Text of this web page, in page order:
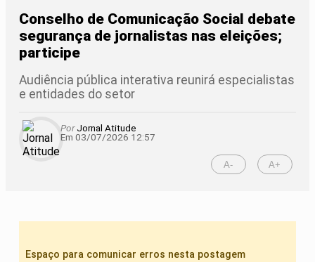
Conselho de Comunicação Social debate
segurança de jornalistas nas eleições;
participe
Audiência pública interativa reunirá especialistas
e entidades do setor
PorJornal Atitude
Em 03/07/2026 12:57
A- A+
Espaço para comunicar erros nesta postagem